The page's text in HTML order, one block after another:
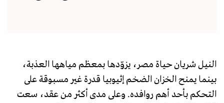
النيل شريان حياة مصر، يزوّدها بمعظم مياهها العذبة،
بينما يمنح الخزان الضخم إثيوبيا قدرة غير مسبوقة على
التحكم بأحد أهم روافده. وعلى مدى أكثر من عقد، سعت